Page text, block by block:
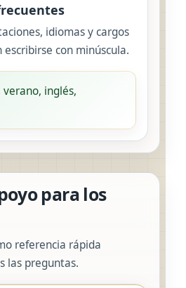
idiomas y cargos
escribirse con minúscula.
inglés,
para los
referencia rápida
las preguntas.